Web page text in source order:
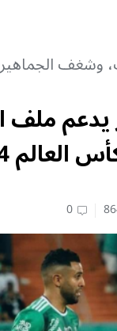
وشغف
ملف
2034
0